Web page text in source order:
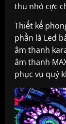
thu nhỏ cực
Thiết kế
phần là Led
âm thanh
âm thanh
phục vụ quý